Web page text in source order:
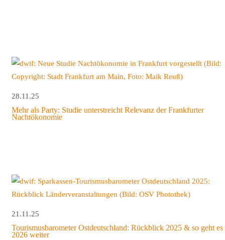
28.11.25
Mehr als Party: Studie unterstreicht Relevanz der Frankfurter
Nachtökonomie
21.11.25
Tourismusbarometer Ostdeutschland: Rückblick 2025 & so geht es
2026 weiter